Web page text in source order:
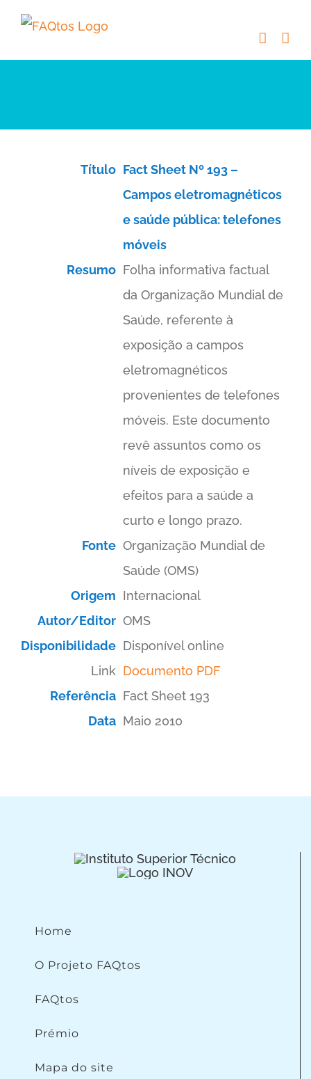
Skip
content
Título Fact Sheet Nº 193 –
Campos eletromagnéticos
e saúde pública: telefones
móveis
Resumo Folha informativa factual
da Organização Mundial de
Saúde, referente à
exposição a campos
eletromagnéticos
provenientes de telefones
móveis. Este documento
revê assuntos como os
níveis de exposição e
efeitos para a saúde a
curto e longo prazo.
Fonte Organização Mundial de
Saúde (OMS)
Origem Internacional
Autor/Editor OMS
Disponibilidade Disponível online
Link Documento PDF
Referência Fact Sheet 193
Data Maio 2010
Home
O Projeto FAQtos
FAQtos
Prémio
Mapa do site